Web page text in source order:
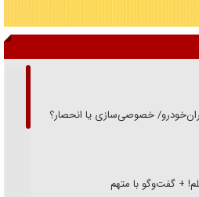
خصوصی‌سازی یا انحصار؟
+ گفت‌وگو با متهم